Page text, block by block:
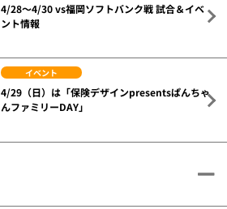
4/28～4/30 vs福岡ソフトバンク戦 試合＆イベ
ント情報
イベント
4/29（日）は「保険デザインpresentsぱんちゃ
んファミリーDAY」